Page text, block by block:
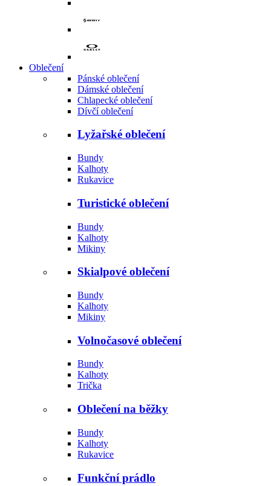
Oblečení
Pánské oblečení
Dámské oblečení
Chlapecké oblečení
Dívčí oblečení
Lyžařské oblečení
Bundy
Kalhoty
Rukavice
Turistické oblečení
Bundy
Kalhoty
Mikiny
Skialpové oblečení
Bundy
Kalhoty
Mikiny
Volnočasové oblečení
Bundy
Kalhoty
Trička
Oblečení na běžky
Bundy
Kalhoty
Rukavice
Funkční prádlo